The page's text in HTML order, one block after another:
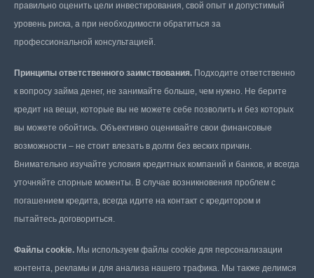
правильно оценить цели инвестирования, свой опыт и допустимый
уровень риска, а при необходимости обратиться за
профессиональной консультацией.
Принципы ответственного заимствования. Подходите ответственно
к вопросу займа денег, не занимайте больше, чем нужно. Не берите
кредит на вещи, которые вы не можете себе позволить и без которых
вы можете обойтись. Объективно оценивайте свои финансовые
возможности – не стоит влезать в долги без веских причин.
Внимательно изучайте условия кредитных компаний и банков, и всегда
уточняйте спорные моменты. В случае возникновения проблем с
погашением кредита, всегда идите на контакт с кредитором и
пытайтесь договориться.
Файлы cookie. Мы используем файлы cookie для персонализации
контента, рекламы и для анализа нашего трафика. Мы также делимся